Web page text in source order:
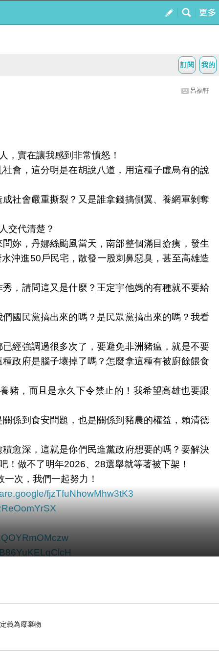
我的
訂閱
呂福軒
，實在讓我感到非常憤怒！
會，這分明是在胡說八道，用這種子虛烏有的說
社會嚴重撕裂？又是誰拿錢搞側翼、養網軍剝奪
交代清楚？
妳，丹娜絲颱風當天，南部整個滿目瘡痍，發生
沖進50戶民宅，散發一股刺鼻惡臭，甚至高雄造
，請問這又是什麼？王定宇他媽的有種就不要給
國民黨搞出來的嗎？是民眾黨搞出來的嗎？我看
經強調過很多次了，要避免非洲豬瘟，就是不要
政府是腦子壞掉了嗎？怎麼拿這種有被廚餘餵食
豬，而且是永久下令禁止的！我希望高雄也要跟
係到食安問題，也是關係到豬農的權益，賴清德
愈深，這就是你們民進黨政府想要的嗎？要解決
！做不了明年2026、28選舉就等著被下架！
次，我們一起努力！
fjzTfuNhowMhw3tK3
義為廢棄物